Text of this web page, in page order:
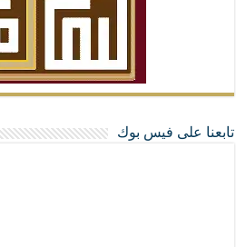
تابعنا على فيس بوك